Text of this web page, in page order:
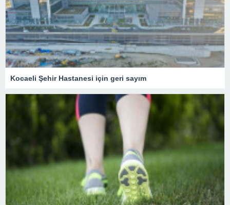
Kocaeli Şehir Hastanesi için geri sayım